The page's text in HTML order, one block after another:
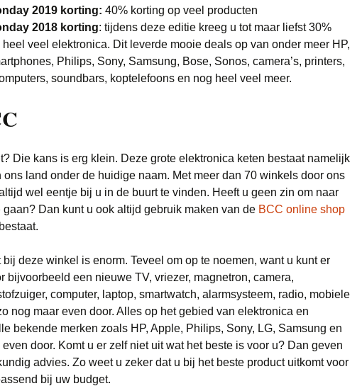
Games PS4
Google Chromecast
Google Home
Smartphone Samsung Galaxy
Sim Only
Soundbar Sonos
Scheerapparaat
Tablets
Televisie
Xbox Xbox Series X
Sneakers
Sport
Tassen & Koffers
Philips Hue
Gereedschap
Vloerkleden
Magnetron
Staafmixer
Vaatwasser
Waterkokers
Keuken
2019 korting: 40% korting op veel producten
2018 korting: tijdens deze editie kreeg u tot maar liefst 30%
heel veel elektronica. Dit leverde mooie deals op van onder meer HP,
Philips, Sony, Samsung, Bose, Sonos, camera’s, printers,
soundbars, koptelefoons en nog heel veel meer.
Die kans is erg klein. Deze grote elektronica keten bestaat namelijk
ons land onder de huidige naam. Met meer dan 70 winkels door ons
wel eentje bij u in de buurt te vinden. Heeft u geen zin om naar
gaan? Dan kunt u ook altijd gebruik maken van de BCC online shop
bij deze winkel is enorm. Teveel om op te noemen, want u kunt er
bijvoorbeeld een nieuwe TV, vriezer, magnetron, camera,
computer, laptop, smartwatch, alarmsysteem, radio, mobiele
nog maar even door. Alles op het gebied van elektronica en
bekende merken zoals HP, Apple, Philips, Sony, LG, Samsung en
door. Komt u er zelf niet uit wat het beste is voor u? Dan geven
advies. Zo weet u zeker dat u bij het beste product uitkomt voor
bij uw budget.